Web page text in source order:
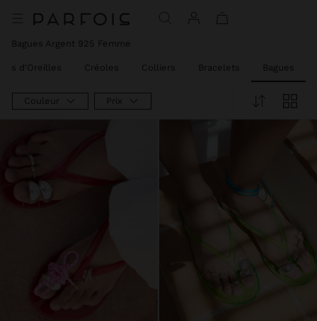
Bagues Argent 925 Femme​
d'Oreilles Créoles Colliers Bracelets Bagues
Couleur Prix